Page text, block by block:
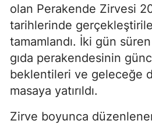
olan Perakende Zirvesi
tarihlerinde
tamamlandı. İki gün
gıda perakendesinin
beklentileri ve geleceğe
masaya yatırıldı.
Zirve boyunca